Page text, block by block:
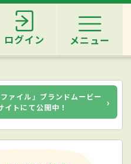
ログイン メニュー
ファイル」ブランドムービー
イトにて公開中！
›